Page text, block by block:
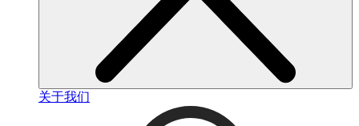
关于我们